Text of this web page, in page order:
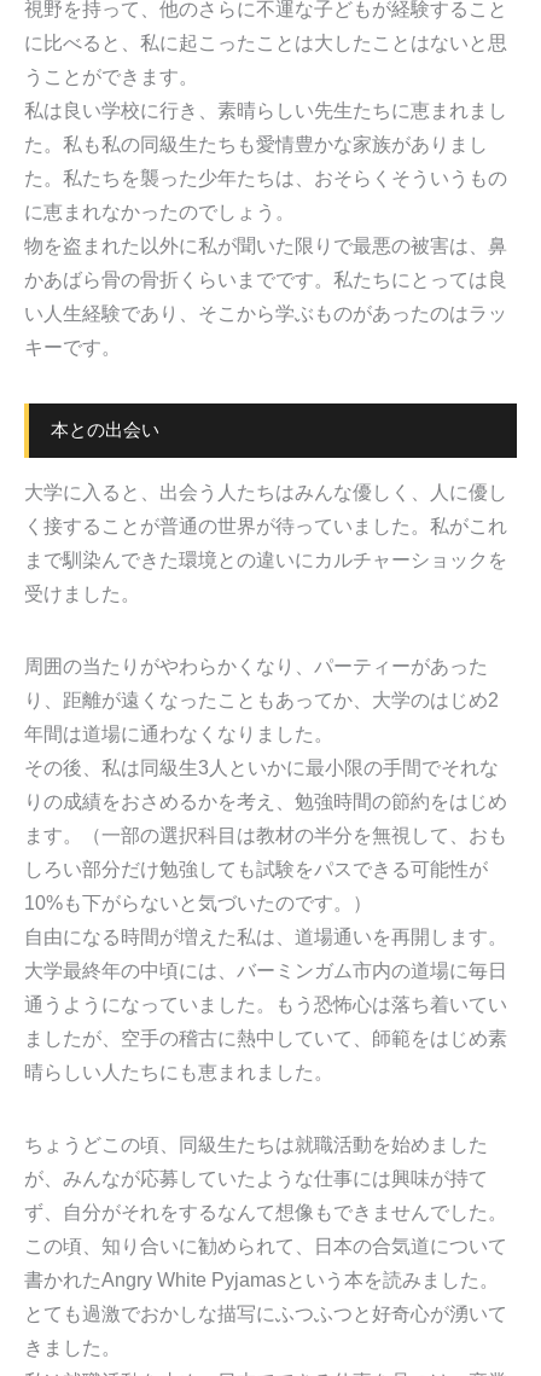
視野を持って、他のさらに不運な子どもが経験すること
に比べると、私に起こったことは大したことはないと思
うことができます。
私は良い学校に行き、素晴らしい先生たちに恵まれまし
た。私も私の同級生たちも愛情豊かな家族がありまし
た。私たちを襲った少年たちは、おそらくそういうもの
に恵まれなかったのでしょう。
物を盗まれた以外に私が聞いた限りで最悪の被害は、鼻
かあばら骨の骨折くらいまでです。私たちにとっては良
い人生経験であり、そこから学ぶものがあったのはラッ
キーです。
本との出会い
大学に入ると、出会う人たちはみんな優しく、人に優し
く接することが普通の世界が待っていました。私がこれ
まで馴染んできた環境との違いにカルチャーショックを
受けました。
周囲の当たりがやわらかくなり、パーティーがあった
り、距離が遠くなったこともあってか、大学のはじめ2
年間は道場に通わなくなりました。
その後、私は同級生3人といかに最小限の手間でそれな
りの成績をおさめるかを考え、勉強時間の節約をはじめ
ます。（一部の選択科目は教材の半分を無視して、おも
しろい部分だけ勉強しても試験をパスできる可能性が
10%も下がらないと気づいたのです。）
自由になる時間が増えた私は、道場通いを再開します。
大学最終年の中頃には、バーミンガム市内の道場に毎日
通うようになっていました。もう恐怖心は落ち着いてい
ましたが、空手の稽古に熱中していて、師範をはじめ素
晴らしい人たちにも恵まれました。
ちょうどこの頃、同級生たちは就職活動を始めました
が、みんなが応募していたような仕事には興味が持て
ず、自分がそれをするなんて想像もできませんでした。
この頃、知り合いに勧められて、日本の合気道について
書かれたAngry White Pyjamasという本を読みました。
とても過激でおかしな描写にふつふつと好奇心が湧いて
きました。